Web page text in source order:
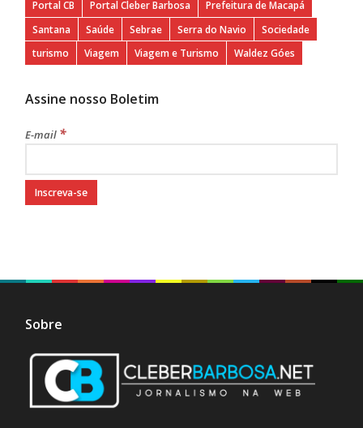
Portal CB
Portal Cleber Barbosa
Prefeitura de Macapá
Santana
Saúde Sebrae Serra do Navio
Sociedade
turismo
Viagem Viagem e Turismo Waldez Góes
Assine nosso Boletim
E-mail *
Sobre